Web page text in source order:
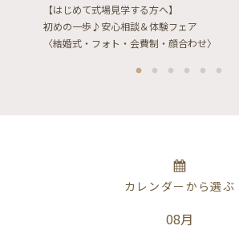
【はじめて式場見学する方へ】
初めの一歩♪安心相談＆体験フェア
〈結婚式・フォト・会費制・顔合わせ〉
カレンダーから選ぶ
08月